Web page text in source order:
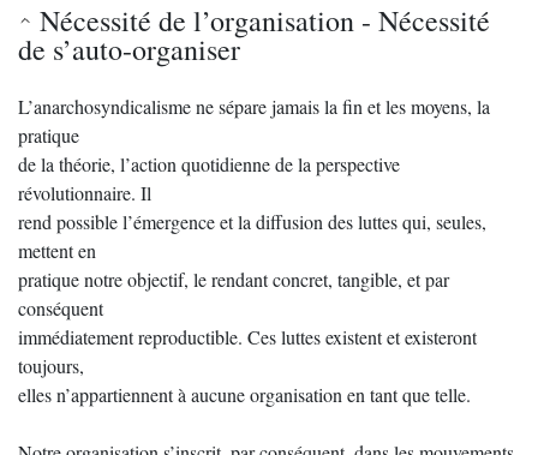
Nécessité de l’organisation - Nécessité
de s’auto-organiser
L’anarchosyndicalisme ne sépare jamais la fin et les moyens, la
pratique
de la théorie, l’action quotidienne de la perspective
révolutionnaire. Il
rend possible l’émergence et la diffusion des luttes qui, seules,
mettent en
pratique notre objectif, le rendant concret, tangible, et par
conséquent
immédiatement reproductible. Ces luttes existent et existeront
toujours,
elles n’appartiennent à aucune organisation en tant que telle.